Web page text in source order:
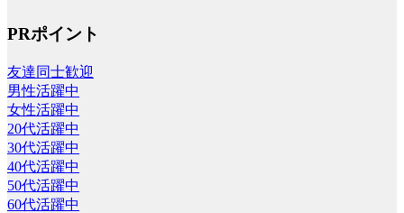
PRポイント
友達同士歓迎
男性活躍中
女性活躍中
20代活躍中
30代活躍中
40代活躍中
50代活躍中
60代活躍中